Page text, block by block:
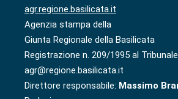
agr.regione.basilicata.it
Agenzia stampa della
Giunta Regionale della Basilicata
Registrazione n. 209/1995 al
agr@regione.basilicata.it
Direttore responsabile: Massimo